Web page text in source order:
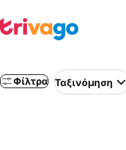
Φίλτρα Ταξινόμηση